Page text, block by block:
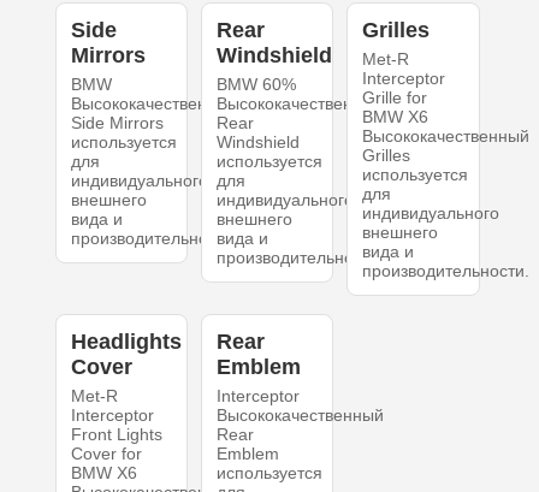
Side
Mirrors
BMW
Высококачественный
Side Mirrors
используется
для
индивидуального
внешнего
вида и
производительности.
Rear
Windshield
BMW 60%
Высококачественный
Rear
Windshield
используется
для
индивидуального
внешнего
вида и
производительности.
Grilles
Met-R
Interceptor
Grille for
BMW X6
Высококачественный
Grilles
используется
для
индивидуального
внешнего
вида и
производительности.
Headlights
Cover
Met-R
Interceptor
Front Lights
Cover for
BMW X6
Rear
Emblem
Interceptor
Высококачественный
Rear
Emblem
используется